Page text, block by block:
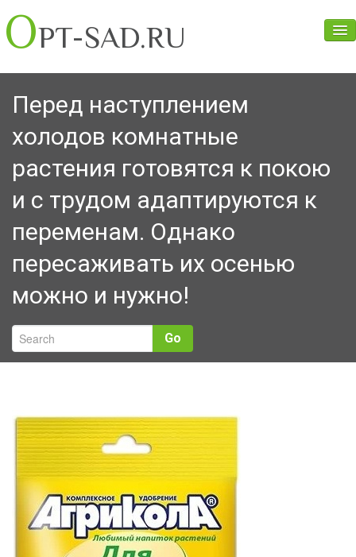
OPT-SAD.RU
Главная
О нас
Прайс
Оценка условий труда
Контакты
Перед наступлением
холодов комнатные
растения готовятся к покою
и с трудом адаптируются к
переменам. Однако
пересаживать их осенью
можно и нужно!
Go